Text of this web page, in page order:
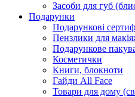
Засоби для губ
Подарунки
Подарункові
Пензлики для
Подарункове
Косметички
Книги, блокноти
Гайди All Face
Товари для дому